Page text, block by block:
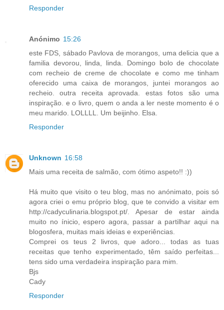
Responder
Anónimo 15:26
este FDS, sábado Pavlova de morangos, uma delicia que a
familia devorou, linda, linda. Domingo bolo de chocolate
com recheio de creme de chocolate e como me tinham
oferecido uma caixa de morangos, juntei morangos ao
recheio. outra receita aprovada. estas fotos são uma
inspiração. e o livro, quem o anda a ler neste momento é o
meu marido. LOLLLL. Um beijinho. Elsa.
Responder
Unknown 16:58
Mais uma receita de salmão, com ótimo aspeto!! :))
Há muito que visito o teu blog, mas no anónimato, pois só
agora criei o emu próprio blog, que te convido a visitar em
http://cadyculinaria.blogspot.pt/. Apesar de estar ainda
muito no ínicio, espero agora, passar a partilhar aqui na
blogosfera, muitas mais ideias e experiências.
Comprei os teus 2 livros, que adoro... todas as tuas
receitas que tenho experimentado, têm saído perfeitas...
tens sido uma verdadeira inspiração para mim.
Bjs
Cady
Responder